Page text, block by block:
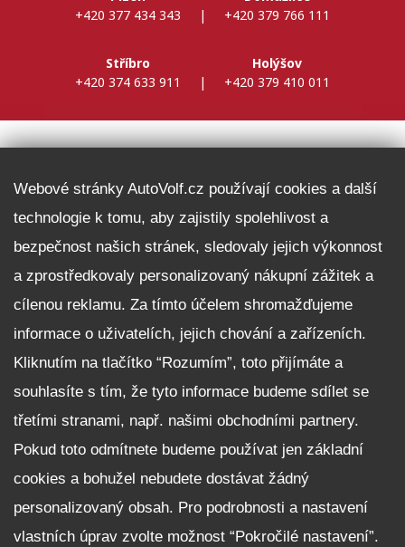
+420 377 434 343
|
+420 379 766 111
Stříbro
+420 374 633 911
|
Holýšov
+420 379 410 011
Fleet program Škoda
Nabídka zaměstnání
Facebook
Reklamační řád
Zásady zpracování osobních údajů pro zákazníky
Upozornění pro věřitele a společníky na jejich práva
Nastavení cookies
Webové stránky AutoVolf.cz používají cookies a další
technologie k tomu, aby zajistily spolehlivost a
bezpečnost našich stránek, sledovaly jejich výkonnost
a zprostředkovaly personalizovaný nákupní zážitek a
cílenou reklamu. Za tímto účelem shromažďujeme
informace o uživatelích, jejich chování a zařízeních.
Kliknutím na tlačítko “Rozumím”, toto přijímáte a
souhlasíte s tím, že tyto informace budeme sdílet se
třetími stranami, např. našimi obchodními partnery.
Pokud toto odmítnete budeme používat jen základní
cookies a bohužel nebudete dostávat žádný
personalizovaný obsah. Pro podrobnosti a nastavení
vlastních úprav zvolte možnost “Pokročilé nastavení”.